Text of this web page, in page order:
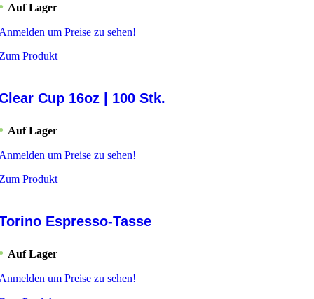
Auf Lager
um Preise zu sehen!
Produkt
Cup 16oz | 100 Stk.
Auf Lager
um Preise zu sehen!
Produkt
Espresso-Tasse
Auf Lager
um Preise zu sehen!